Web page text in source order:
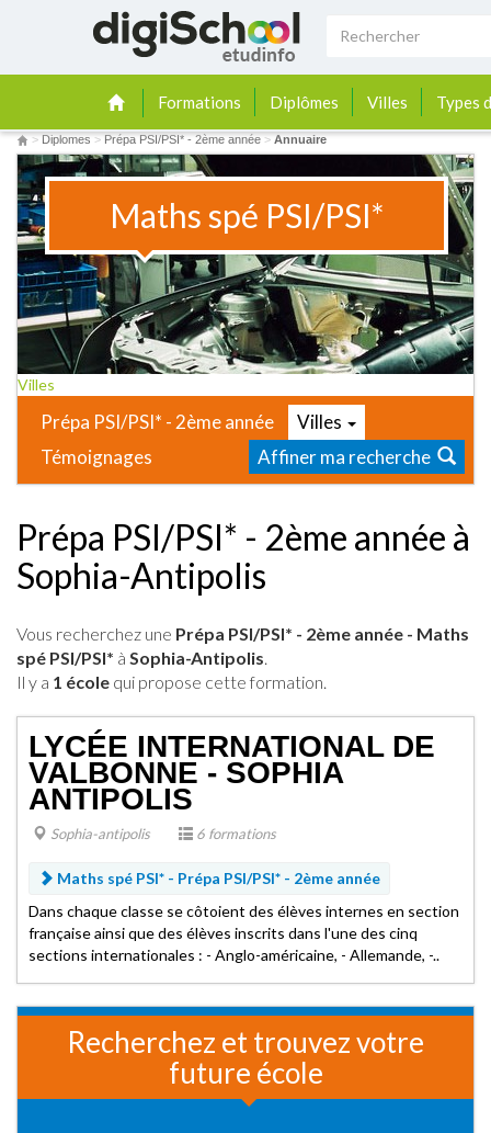
Formations Diplômes Villes Types
> Diplomes > Prépa PSI/PSI* - 2ème année > Annuaire
Maths spé PSI/PSI*
Villes
Prépa PSI/PSI* - 2ème année
Villes
Témoignages
Affiner ma recherche
Prépa PSI/PSI* - 2ème année à
Sophia-Antipolis
Vous recherchez une Prépa PSI/PSI* - 2ème année - Maths
spé PSI/PSI* à Sophia-Antipolis.
Il y a 1 école qui propose cette formation.
LYCÉE INTERNATIONAL DE
VALBONNE - SOPHIA
ANTIPOLIS
Sophia-antipolis 6 formations
Maths spé PSI* - Prépa PSI/PSI* - 2ème année
Dans chaque classe se côtoient des élèves internes en section
française ainsi que des élèves inscrits dans l'une des cinq
sections internationales : - Anglo-américaine, - Allemande, -..
Recherchez et trouvez votre
future école